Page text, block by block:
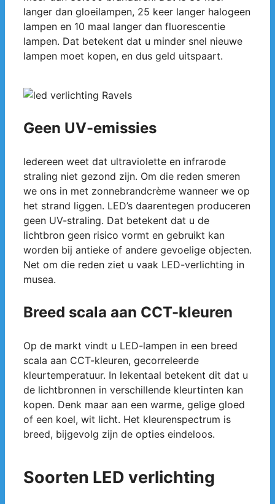
langer dan gloeilampen, 25 keer langer halogeen
lampen en 10 maal langer dan fluorescentie
lampen. Dat betekent dat u minder snel nieuwe
lampen moet kopen, en dus geld uitspaart.
Geen UV-emissies
Iedereen weet dat ultraviolette en infrarode
straling niet gezond zijn. Om die reden smeren
we ons in met zonnebrandcrème wanneer we op
het strand liggen. LED’s daarentegen produceren
geen UV-straling. Dat betekent dat u de
lichtbron geen risico vormt en gebruikt kan
worden bij antieke of andere gevoelige objecten.
Net om die reden ziet u vaak LED-verlichting in
musea.
Breed scala aan CCT-kleuren
Op de markt vindt u LED-lampen in een breed
scala aan CCT-kleuren, gecorreleerde
kleurtemperatuur. In lekentaal betekent dit dat u
de lichtbronnen in verschillende kleurtinten kan
kopen. Denk maar aan een warme, gelige gloed
of een koel, wit licht. Het kleurenspectrum is
breed, bijgevolg zijn de opties eindeloos.
Soorten LED verlichting